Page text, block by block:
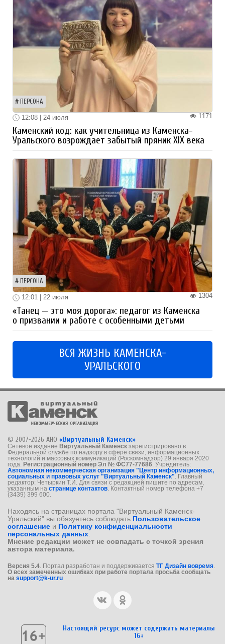
ПЕРСОНА
1171
12:08 | 24 июля
Каменский код: как учительница из Каменска-
Уральского возрождает забытый пряник XIX века
ПЕРСОНА
1304
12:01 | 22 июля
«Танец — это моя дорога»: педагог из Каменска
о призвании и работе с особенными детьми
ВСЯ ЖИЗНЬ КАМЕНСКА-
УРАЛЬСКОГО
© 2007-2026 АНО «Виртуальный Каменск»
Сетевое издание Виртуальный Каменск зарегистрировано в
Федеральной службе по надзору в сфере связи, информационных
технологий и массовых коммуникаций (Роскомнадзор) 29 января 2020
года. Регистрационный номер Эл № ФС77-77686 . Учредитель:
Автономная некоммерческая организация "Центр информационных,
социальных и правовых услуг "Виртуальный Каменск" . Главный
редактор: Четыркин Т.И. Для связи с редакцией пишите по адресам,
указанным на странице контактов . Контактный номер телефона +7
(3439) 399 600.
Находясь на страницах портала "Виртуальный Каменск-
Уральский" вы обязуетесь соблюдать Пользовательское
соглашение и Политику конфиденциальности
персональных данных
Мнение редакции может не совпадать с точкой зрения
автора материала.
Версия 5.4 . Портал разработан и поддерживается ТГ Дизайн вовремя
О всех замеченных ошибках при работе портала просьба сообщать
на support@k-ur.ru
Настоящий ресурс может содержать материалы
16+